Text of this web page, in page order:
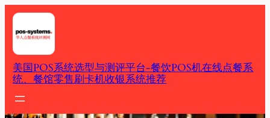
Skip
content
美国POS系统选型与测评平台-餐饮POS机在线点餐系
统、餐馆零售刷卡机收银系统推荐